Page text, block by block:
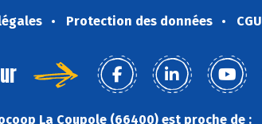
Protection des données CGU
La Coupole (66400) est proche de :